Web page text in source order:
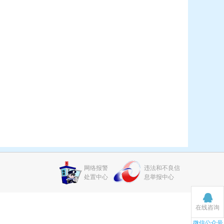
网络报警
处置中心
违法和不良信
息举报中心
在线咨询